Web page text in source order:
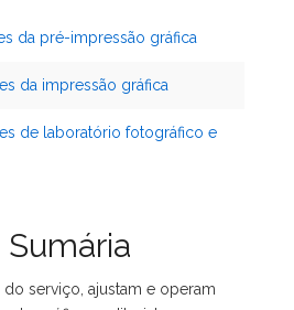
da pré-impressão gráfica
da impressão gráfica
de laboratório fotográfico e
do serviço, ajustam e operam